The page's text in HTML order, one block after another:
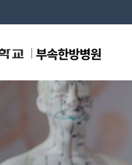
부속한방병원